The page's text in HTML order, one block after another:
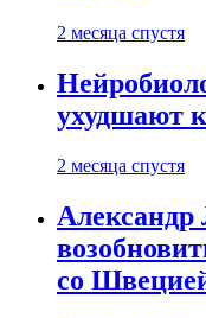
2 месяца спустя
ухудшают
2 месяца спустя
Александр
со